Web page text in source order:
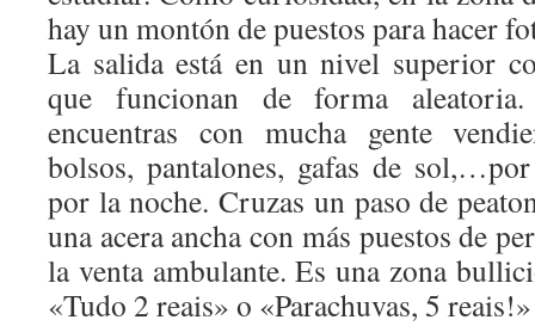
hay un montón de puestos para hacer
La salida está en un nivel superior
que funcionan de forma
encuentras con mucha gente
bolsos, pantalones, gafas de
por la noche. Cruzas un paso de
una acera ancha con más puestos de
la venta ambulante. Es una zona
«Tudo 2 reais» o «Parachuvas, 5 reais!»